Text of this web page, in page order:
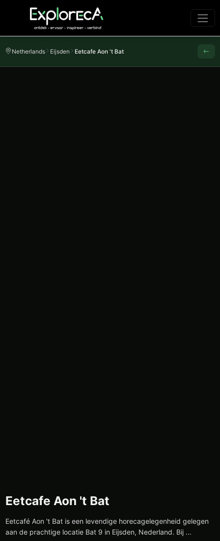
Netherlands Eijsden Eetcafe Aon 't Bat
Eetcafe Aon 't Bat
Eetcafé Aon 't Bat is een levendige horecagelegenheid gelegen
aan de prachtige locatie Bat 9 in Eijsden, Nederland. Bij ...